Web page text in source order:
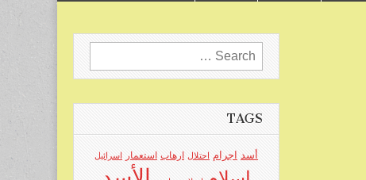
Search
for:
TAGS
أسد اجرام احتلال ارهاب استعمار اسرائيل